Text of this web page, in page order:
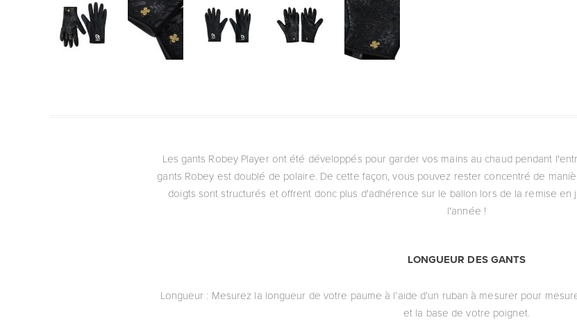
Les gants Robey Player ont été développés pour garder vos mains au chaud pendant
gants Robey est doublé de polaire. De cette façon, vous pouvez rester concentré de
doigts sont structurés et offrent donc plus d'adhérence sur le ballon lors de la remise
l'année !
LONGUEUR DES GANTS
Longueur : Mesurez la longueur de votre paume à l’aide d’un ruban à mesurer pour
et la base de votre poignet.